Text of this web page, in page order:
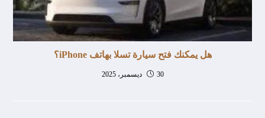
هل يمكنك فتح سيارة تسلا بهاتف iPhone؟
30 ديسمبر، 2025